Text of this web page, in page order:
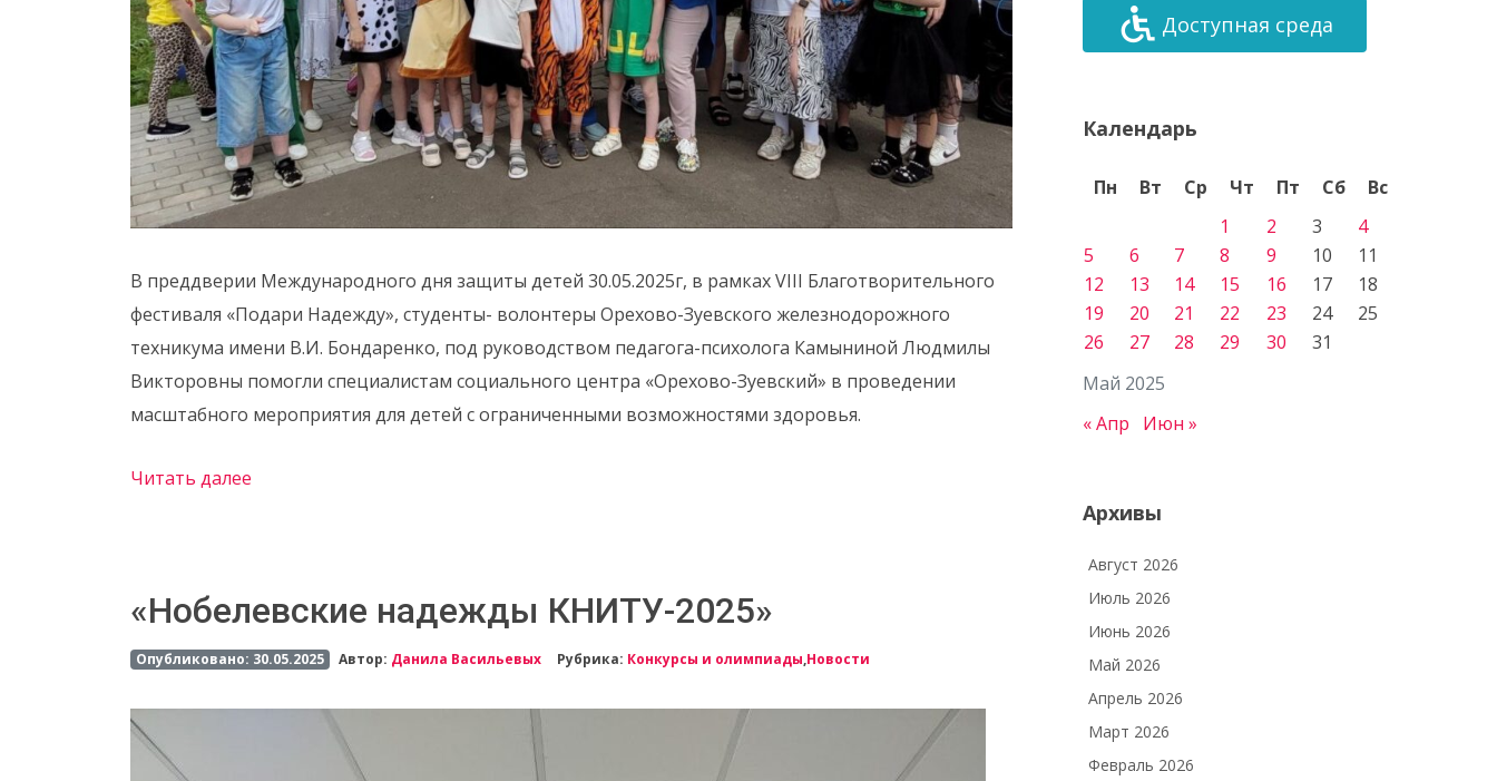
В преддверии Международного дня защиты детей 30.05.2025г, в рамках VIII Благотворительного
фестиваля «Подари Надежду», студенты- волонтеры Орехово-Зуевского железнодорожного
техникума имени В.И. Бондаренко, под руководством педагога-психолога Камыниной Людмилы
Викторовны помогли специалистам социального центра «Орехово-Зуевский» в проведении
масштабного мероприятия для детей с ограниченными возможностями здоровья.
Читать далее
«Нобелевские надежды КНИТУ-2025»
Опубликовано: 30.05.2025 Автор: Данила Васильевых Рубрика: Конкурсы и олимпиады,Новости
Доступная среда
Календарь
Май 2025
Пн Вт Ср Чт Пт Сб
Вс
1
2 3
4
5
6 7 8 9 10
11
12
13 14 15 16 17
18
19
20 21 22 23 24
25
26
27 28 29 30 31
« Апр Июн »
Архивы
Август 2026
Июль 2026
Июнь 2026
Май 2026
Апрель 2026
Март 2026
Февраль 2026